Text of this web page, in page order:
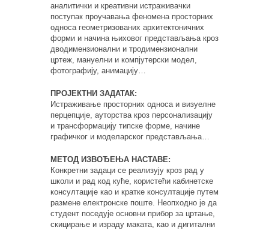
аналитички и креативни истраживачки
поступак проучавања феномена просторних
односа геометризованих архитектоничних
форми и начина њиховог представљања кроз
дводимензионални и тродимензионални
цртеж, мануелни и компјутерски модел,
фотографију, анимацију…
ПРОЈЕКТНИ ЗАДАТАК:
Истрaживање просторних односа и визуелне
перцепције, ауторства кроз персонализацију
и трансформацију типске форме, начине
графичког и моделарског представљања…
МЕТОД ИЗВОЂЕЊА НАСТАВЕ:
Конкретни задаци се реализују кроз рад у
школи и рад код куће, користећи кабинетске
консултације као и кратке консултације путем
размене електронске поште. Неопходно је да
студент поседује основни прибор за цртање,
скицирање и израду маката, као и дигитални